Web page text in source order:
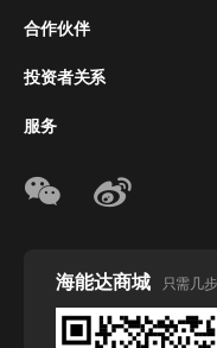
合作伙伴
投资者关系
服务
海能达商城 只需几